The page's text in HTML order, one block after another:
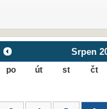
Srpen
po út st čt